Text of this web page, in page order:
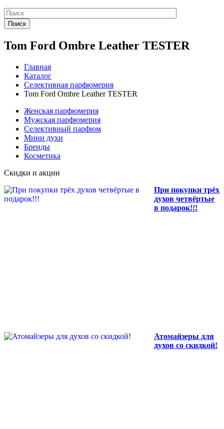
Поиск
Tom Ford Ombre Leather TESTER
Главная
Каталог
Селективная парфюмерия
Tom Ford Ombre Leather TESTER
Женская парфюмерия
Мужская парфюмерия
Селективный парфюм
Мини духи
Бренды
Косметика
Скидки и акции
При покупки трёх
духов четвёртые
в подарок!!!
Атомайзеры для
духов со скидкой!